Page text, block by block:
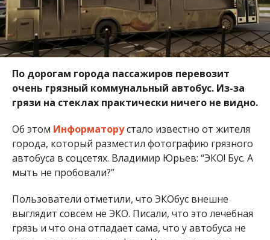
По дорогам города пассажиров перевозит
очень грязный коммунальный автобус. Из-за
грязи на стеклах практически ничего не видно.
Об этом Информаторустало известно от жителя
города, который разместил фотографию грязного
автобуса в соцсетях. Владимир Юрьев: “ЭКО! Бус. А
мыть не пробовали?”
Пользователи отметили, что ЭКОбус внешне
выглядит совсем не ЭКО. Писали, что это лечебная
грязь и что она отпадает сама, что у автобуса не